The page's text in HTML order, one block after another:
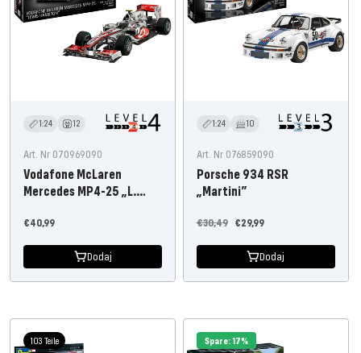
1:24 12
Art. Nr 070969090
Vodafone McLaren
Mercedes MP4-25 „L.
Oferta
€40,99
Dodaj
1:24 10
Art. Nr 076859090
Porsche 934 RSR
„Martini”
Oferta
€29,99
Cena
€30,49
Dodaj
103 Teile
Spare: 17%